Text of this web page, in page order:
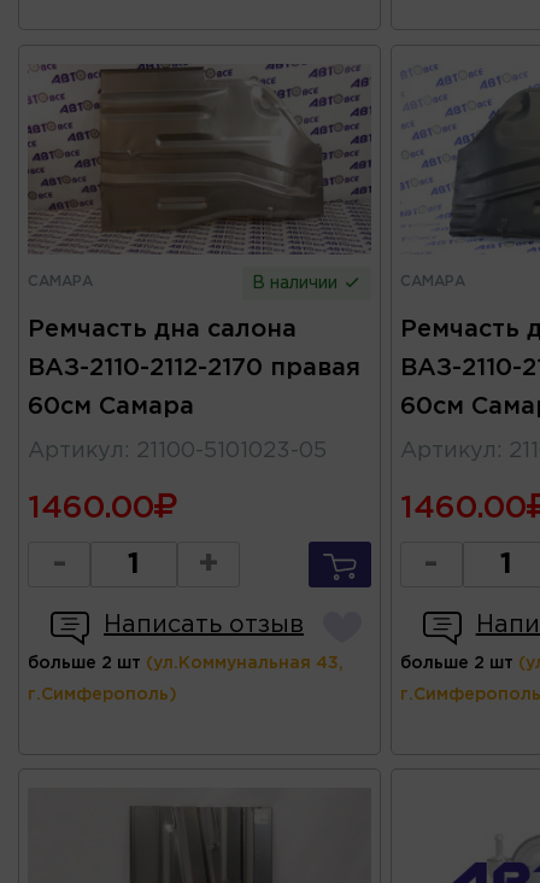
САМАРА В наличии
Ремчасть дна салона
ВАЗ-2110-2112-2170 правая
60см Самара
Артикул : 21100-5101023-05
1460.00
- +
Написать отзыв
больше 2 шт (ул.Коммунальная 43,
г.Симферополь)
САМАРА
Ремчасть
ВАЗ-2110-
60см
Артикул :
1460.00
-
больше 2 шт